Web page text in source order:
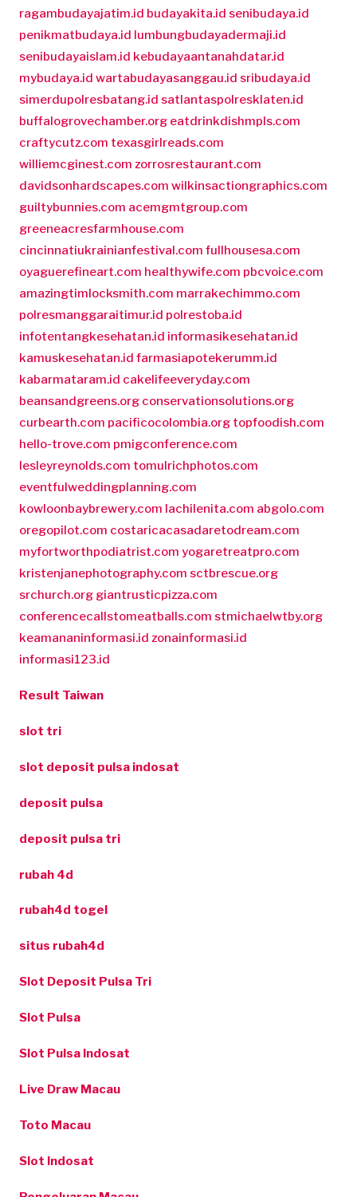
ragambudayajatim.id budayakita.id senibudaya.id
penikmatbudaya.id lumbungbudayadermaji.id
senibudayaislam.id kebudayaantanahdatar.id
mybudaya.id wartabudayasanggau.id sribudaya.id
simerdupolresbatang.id satlantaspolresklaten.id
buffalogrovechamber.org eatdrinkdishmpls.com
craftycutz.com texasgirlreads.com
williemcginest.com zorrosrestaurant.com
davidsonhardscapes.com wilkinsactiongraphics.com
guiltybunnies.com acemgmtgroup.com
greeneacresfarmhouse.com
cincinnatiukrainianfestival.com fullhousesa.com
oyaguerefineart.com healthywife.com pbcvoice.com
amazingtimlocksmith.com marrakechimmo.com
polresmanggaraitimur.id polrestoba.id
infotentangkesehatan.id informasikesehatan.id
kamuskesehatan.id farmasiapotekerumm.id
kabarmataram.id cakelifeeveryday.com
beansandgreens.org conservationsolutions.org
curbearth.com pacificocolombia.org topfoodish.com
hello-trove.com pmigconference.com
lesleyreynolds.com tomulrichphotos.com
eventfulweddingplanning.com
kowloonbaybrewery.com lachilenita.com abgolo.com
oregopilot.com costaricacasadaretodream.com
myfortworthpodiatrist.com yogaretreatpro.com
kristenjanephotography.com sctbrescue.org
srchurch.org giantrusticpizza.com
conferencecallstomeatballs.com stmichaelwtby.org
keamananinformasi.id zonainformasi.id
informasi123.id
Result Taiwan
slot tri
slot deposit pulsa indosat
deposit pulsa
deposit pulsa tri
rubah 4d
rubah4d togel
situs rubah4d
Slot Deposit Pulsa Tri
Slot Pulsa
Slot Pulsa Indosat
Live Draw Macau
Toto Macau
Slot Indosat